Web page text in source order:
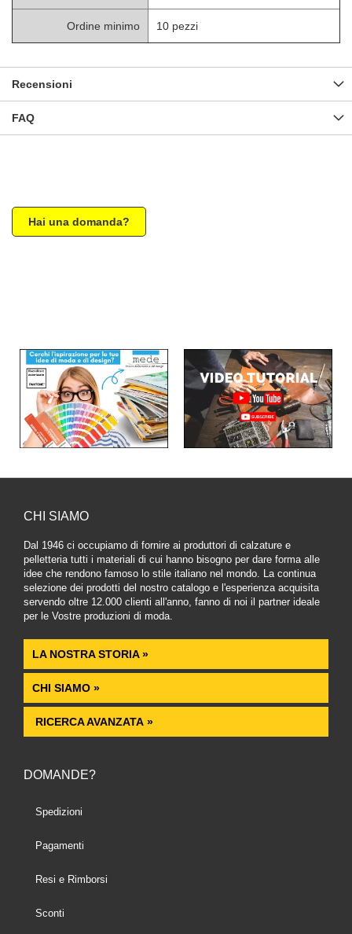
Ordine minimo 10 pezzi
Recensioni
FAQ
Hai una domanda?
CHI SIAMO
Dal 1946 ci occupiamo di fornire ai produttori di calzature e
pelletteria tutti i materiali di cui hanno bisogno per dare forma alle
idee che rendono famoso lo stile italiano nel mondo. La continua
selezione dei prodotti del nostro catalogo e l'esperienza acquisita
servendo oltre 12.000 clienti all'anno, fanno di noi il partner ideale
per le Vostre produzioni di moda.
LA NOSTRA STORIA »
CHI SIAMO »
RICERCA AVANZATA »
DOMANDE?
Spedizioni
Pagamenti
Resi e Rimborsi
Sconti